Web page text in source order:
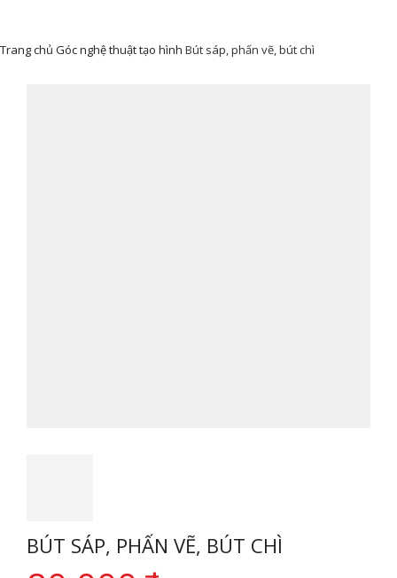
Trang chủ Góc nghệ thuật tạo hình Bút sáp, phấn vẽ, bút chì
BÚT SÁP, PHẤN VẼ, BÚT CHÌ